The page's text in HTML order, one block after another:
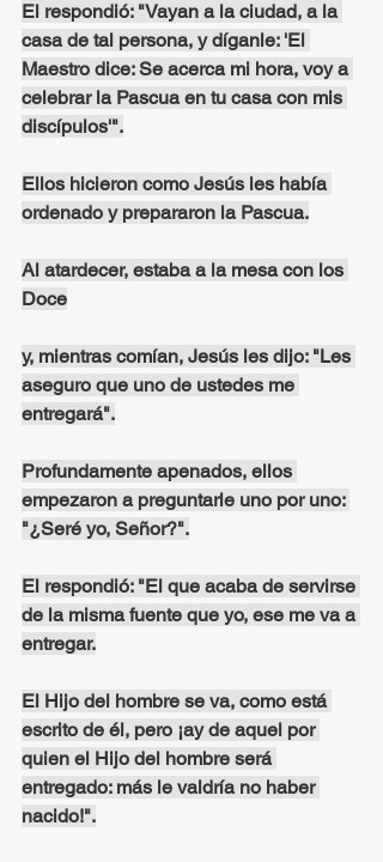
El respondió: "Vayan a la ciudad, a la
casa de tal persona, y díganle: 'El
Maestro dice: Se acerca mi hora, voy a
celebrar la Pascua en tu casa con mis
discípulos'".
Ellos hicieron como Jesús les había
ordenado y prepararon la Pascua.
Al atardecer, estaba a la mesa con los
Doce
y, mientras comían, Jesús les dijo: "Les
aseguro que uno de ustedes me
entregará".
Profundamente apenados, ellos
empezaron a preguntarle uno por uno:
"¿Seré yo, Señor?".
El respondió: "El que acaba de servirse
de la misma fuente que yo, ese me va a
entregar.
El Hijo del hombre se va, como está
escrito de él, pero ¡ay de aquel por
quien el Hijo del hombre será
entregado: más le valdría no haber
nacido!".